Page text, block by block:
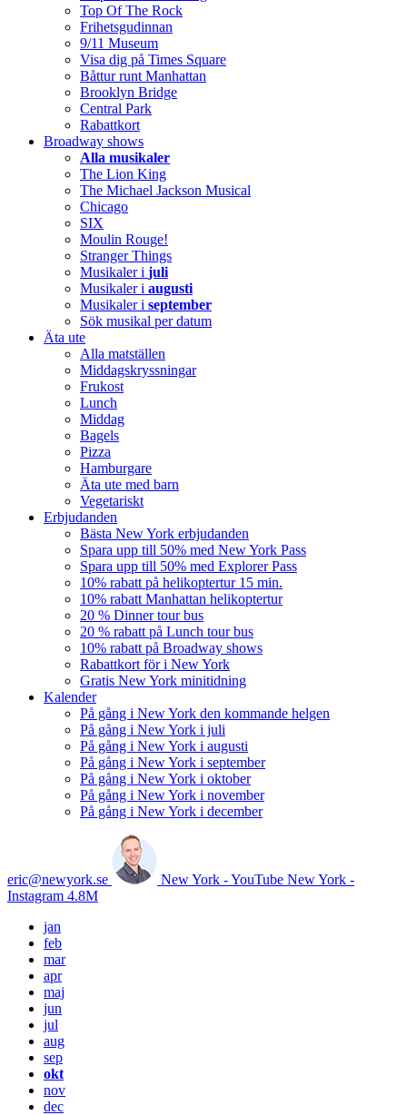
Top Of The Rock
Frihetsgudinnan
9/11 Museum
Visa dig på Times Square
Båttur runt Manhattan
Brooklyn Bridge
Central Park
Rabattkort
Broadway shows
Alla musikaler
The Lion King
The Michael Jackson Musical
Chicago
SIX
Moulin Rouge!
Stranger Things
Musikaler i juli
Musikaler i augusti
Musikaler i september
Sök musikal per datum
Äta ute
Alla matställen
Middagskryssningar
Frukost
Lunch
Middag
Bagels
Pizza
Hamburgare
Äta ute med barn
Vegetariskt
Erbjudanden
Bästa New York erbjudanden
Spara upp till 50% med New York Pass
Spara upp till 50% med Explorer Pass
10% rabatt på helikoptertur 15 min.
10% rabatt Manhattan helikoptertur
20 % Dinner tour bus
20 % rabatt på Lunch tour bus
10% rabatt på Broadway shows
Rabattkort för i New York
Gratis New York minitidning
Kalender
På gång i New York den kommande helgen
På gång i New York i juli
På gång i New York i augusti
På gång i New York i september
På gång i New York i oktober
På gång i New York i november
På gång i New York i december
eric@newyork.se New York - YouTube New York -
Instagram 4.8M
jan
feb
mar
apr
maj
jun
jul
aug
sep
okt
nov
dec